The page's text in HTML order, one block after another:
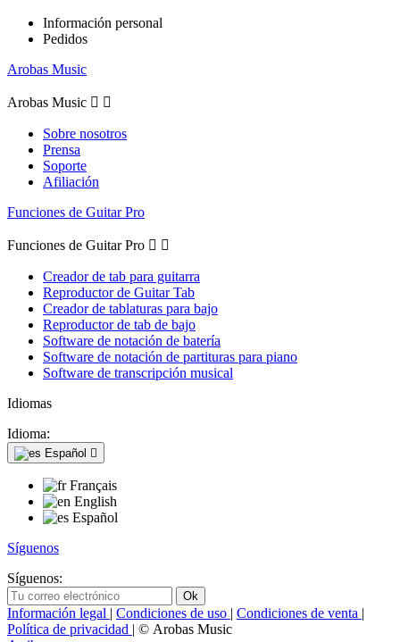
Información personal
Pedidos
Arobas Music
Arobas Music  
Sobre nosotros
Prensa
Soporte
Afiliación
Funciones de Guitar Pro
Funciones de Guitar Pro  
Creador de tab para guitarra
Reproductor de Guitar Tab
Creador de tablaturas para bajo
Reproductor de tab de bajo
Software de notación de batería
Software de notación de partituras para piano
Software de transcripción musical
Idiomas
Idioma:
Español 
Français
English
Español
Síguenos
Síguenos:
Información legal | Condiciones de uso | Condiciones de venta |
Política de privacidad | © Arobas Music